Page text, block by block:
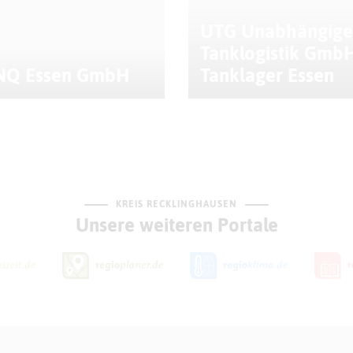
KREIS RECKLINGHAUSEN
Unsere weiteren Portale